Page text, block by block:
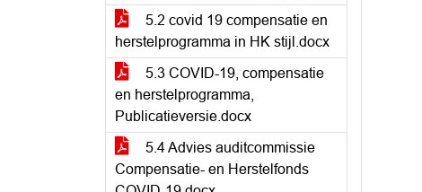
5.2 covid 19 compensatie en
herstelprogramma in HK stijl.docx
5.3 COVID-19, compensatie
en herstelprogramma,
Publicatieversie.docx
5.4 Advies auditcommissie
Compensatie- en Herstelfonds